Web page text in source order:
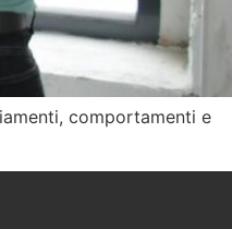
comportamenti e